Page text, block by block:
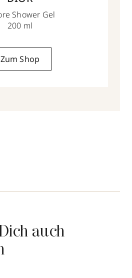
Shower Gel
200 ml
Zum Shop
auch